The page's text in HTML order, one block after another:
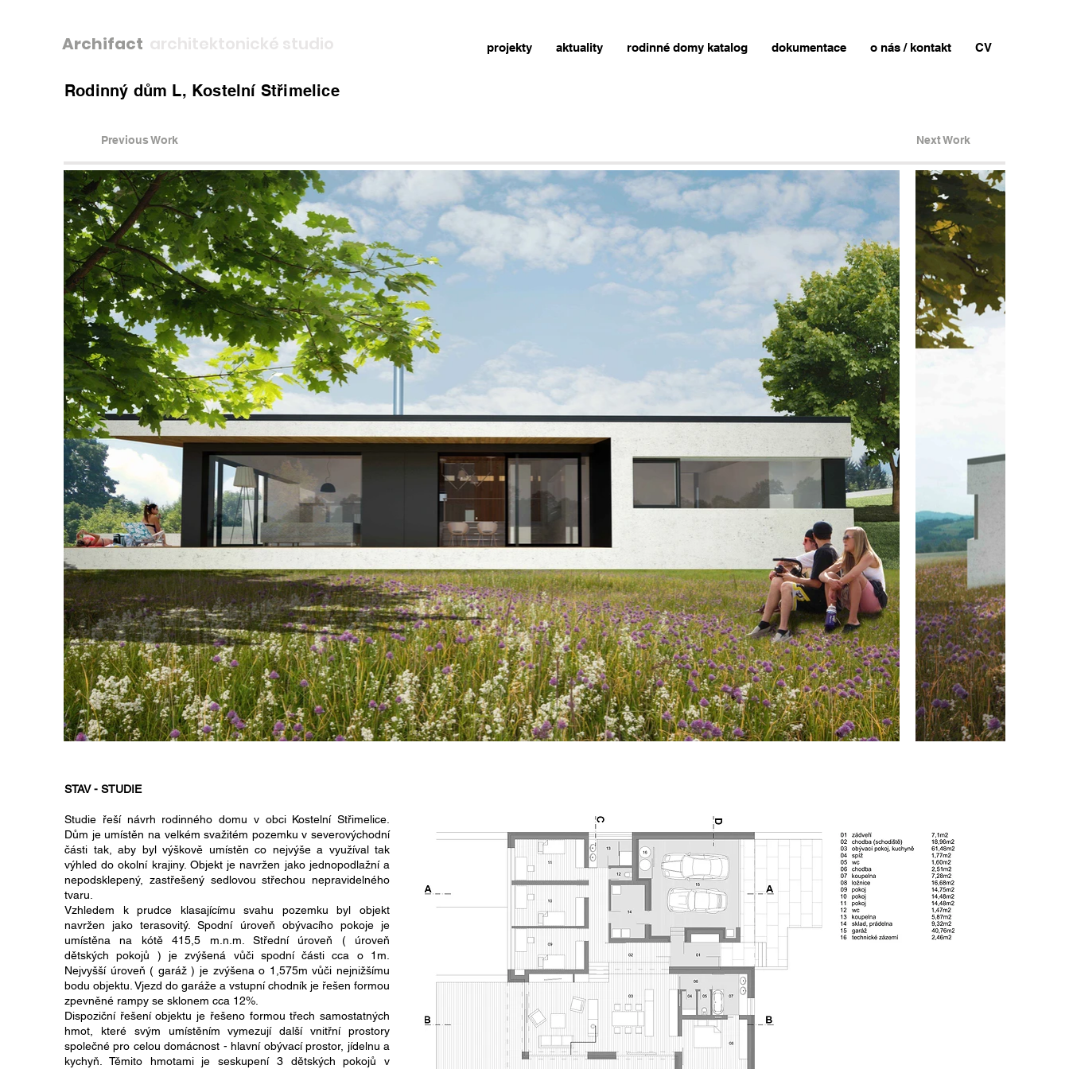
Archifact architektonické studio projekty aktuality rodinné domy katalog dokumentace o nás / kontakt CV
Rodinný dům L, Kostelní Střimelice
Previous Work Next Work
STAV - STUDIE
Studie řeší návrh rodinného domu v obci Kostelní Střimelice.
Dům je umístěn na velkém svažitém pozemku v severovýchodní
části tak, aby byl výškově umístěn co nejvýše a využíval tak
výhled do okolní krajiny. Objekt je navržen jako jednopodlažní a
nepodsklepený, zastřešený sedlovou střechou nepravidelného
tvaru.
Vzhledem k prudce klasajícímu svahu pozemku byl objekt
navržen jako terasovitý. Spodní úroveň obývacího pokoje je
umístěna na kótě 415,5 m.n.m. Střední úroveň ( úroveň
dětských pokojů ) je zvýšená vůči spodní části cca o 1m.
Nejvyšší úroveň ( garáž ) je zvýšena o 1,575m vůči nejnižšímu
bodu objektu. Vjezd do garáže a vstupní chodník je řešen formou
zpevněné rampy se sklonem cca 12%.
Dispoziční řešení objektu je řešeno formou třech samostatných
hmot, které svým umístěním vymezují další vnitřní prostory
společné pro celou domácnost - hlavní obývací prostor, jídelnu a
kychyň. Těmito hmotami je seskupení 3 dětských pokojů v